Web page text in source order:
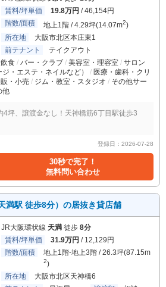
賃料/坪単価
19.8万円 / 46,154円
階数/面積
地上1階 / 4.29坪(14.07m2)
所在地
大阪市北区本庄東1
前テナント
テイクアウト
食 バー・クラブ 美容室・理容室
サロン
ジ・エステ・ネイルなど）
医療・歯科・クリ
・小売 ジム・教室・スタジオ
その他サー
他
4坪、譲渡金なし！天神橋筋6丁目駅徒歩3
登録日：2026-07-28
30秒で完了！
無料問い合わせ
満駅 徒歩8分）の居抜き貸店舗
JR大阪環状線 天満 徒歩 8分
賃料/坪単価
31.9万円 / 12,129円
階数/面積
地上1階-地上3階 / 26.3坪(87.15m
2)
所在地
大阪市北区天神橋6